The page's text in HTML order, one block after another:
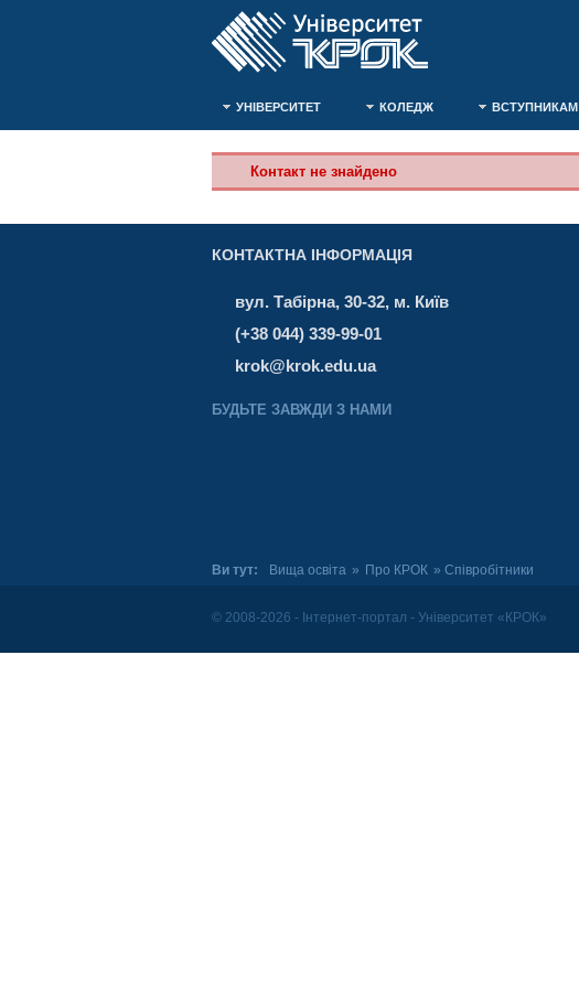
УНІВЕРСИТЕТ КОЛЕДЖ ВСТУПНИКАМ
Контакт не знайдено
КОНТАКТНА ІНФОРМАЦІЯ
вул. Табірна, 30-32, м. Київ
(+38 044) 339-99-01
krok@krok.edu.ua
БУДЬТЕ ЗАВЖДИ З НАМИ
Ви тут: Вища освіта » Про КРОК » Співробітники
© 2008-2026 - Інтернет-портал - Університет «КРОК»